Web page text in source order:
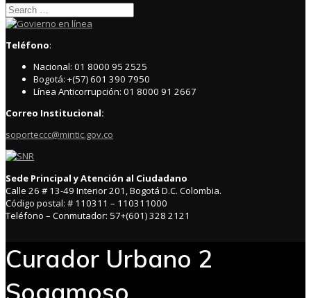
Search
for:
Teléfono:
Nacional: 01 8000 95 2525
Bogotá: +(57) 601 390 7950
Línea Anticorrupción: 01 8000 91 2667
Correo Institucional:
soporteccc@mintic.gov.co
Sede Principal y Atención al Ciudadano
Calle 26 # 13-49 Interior 201, Bogotá D.C. Colombia.
Código postal: # 110311 – 110311000
Teléfono – Conmutador: 57+(601) 328 2121
Curador Urbano 2
Sogamoso